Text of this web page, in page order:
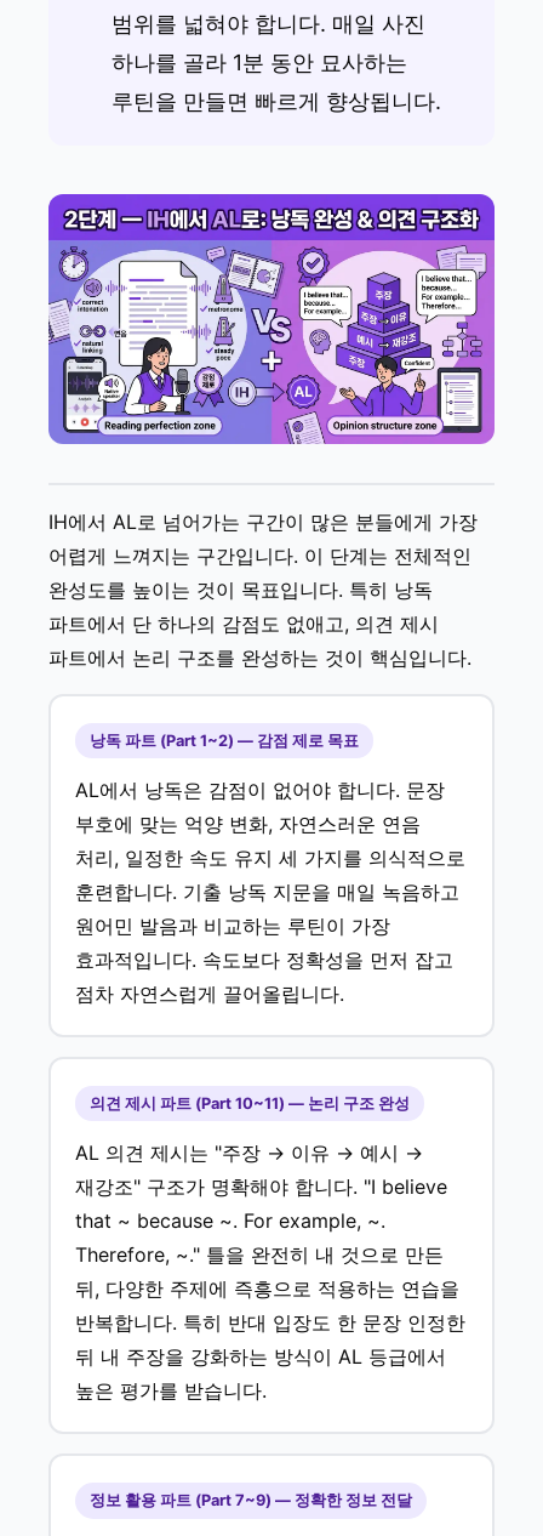
범위를 넓혀야 합니다. 매일 사진
하나를 골라 1분 동안 묘사하는
루틴을 만들면 빠르게 향상됩니다.
IH에서 AL로 넘어가는 구간이 많은 분들에게 가장
어렵게 느껴지는 구간입니다. 이 단계는 전체적인
완성도를 높이는 것이 목표입니다. 특히 낭독
파트에서 단 하나의 감점도 없애고, 의견 제시
파트에서 논리 구조를 완성하는 것이 핵심입니다.
낭독 파트 (Part 1~2) — 감점 제로 목표
AL에서 낭독은 감점이 없어야 합니다. 문장
부호에 맞는 억양 변화, 자연스러운 연음
처리, 일정한 속도 유지 세 가지를 의식적으로
훈련합니다. 기출 낭독 지문을 매일 녹음하고
원어민 발음과 비교하는 루틴이 가장
효과적입니다. 속도보다 정확성을 먼저 잡고
점차 자연스럽게 끌어올립니다.
의견 제시 파트 (Part 10~11) — 논리 구조 완성
AL 의견 제시는 "주장 → 이유 → 예시 →
재강조" 구조가 명확해야 합니다. "I believe
that ~ because ~. For example, ~.
Therefore, ~." 틀을 완전히 내 것으로 만든
뒤, 다양한 주제에 즉흥으로 적용하는 연습을
반복합니다. 특히 반대 입장도 한 문장 인정한
뒤 내 주장을 강화하는 방식이 AL 등급에서
높은 평가를 받습니다.
정보 활용 파트 (Part 7~9) — 정확한 정보 전달